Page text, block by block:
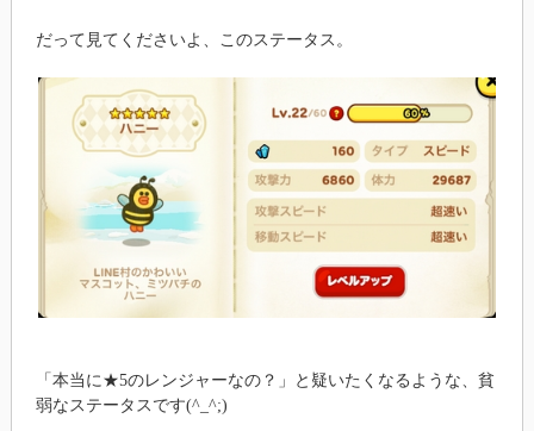
だって見てくださいよ、このステータス。
「本当に★5のレンジャーなの？」と疑いたくなるような、貧
弱なステータスです(^_^;)